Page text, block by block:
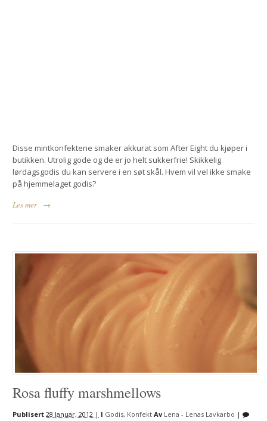
Disse mintkonfektene smaker akkurat som After Eight du kjøper i
butikken. Utrolig gode og de er jo helt sukkerfrie! Skikkelig
lørdagsgodis du kan servere i en søt skål. Hvem vil vel ikke smake
på hjemmelaget godis?
Les mer
→
Rosa fluffy marshmellows
Publisert28 Januar, 2012 | I Godis, Konfekt Av Lena - Lenas Lavkarbo |